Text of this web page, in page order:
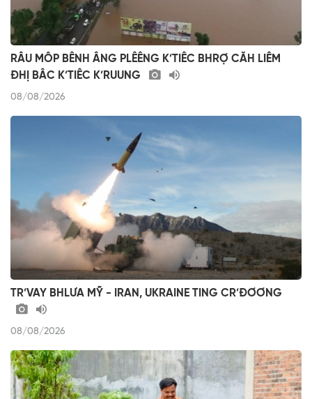
RÂU MÔP BÊNH ÂNG PLÊÊNG K’TIÊC BHRỢ CĂH LIÊM
ĐHỊ BÂC K’TIÊC K’RUUNG
08/08/2026
TR’VAY BHLƯA MỸ - IRAN, UKRAINE TING CR’ĐƠƠNG
08/08/2026